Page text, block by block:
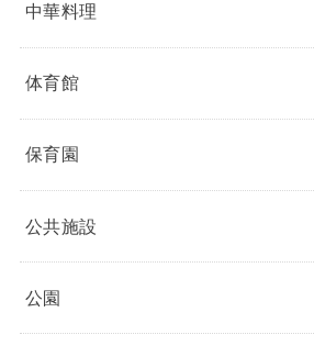
中華料理
体育館
保育園
公共施設
公園